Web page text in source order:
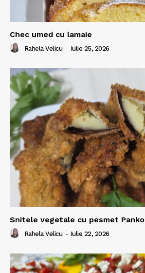
Chec umed cu lamaie
Rahela Velicu - Iulie 25, 2026
Snitele vegetale cu pesmet Panko
Rahela Velicu - Iulie 22, 2026